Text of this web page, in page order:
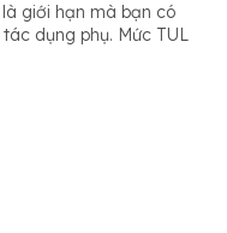
giới hạn mà bạn có
dụng phụ. Mức TUL